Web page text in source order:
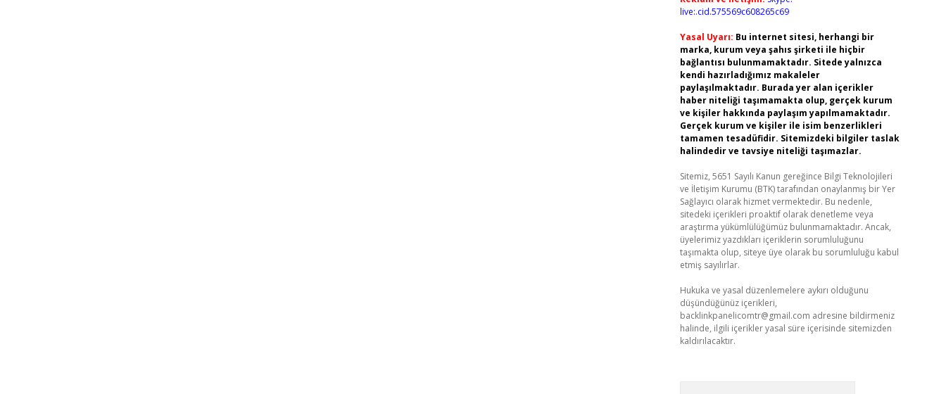
live:.cid.575569c608265c69
Yasal Uyarı: Bu internet sitesi, herhangi bir
marka, kurum veya şahıs şirketi ile hiçbir
bağlantısı bulunmamaktadır. Sitede yalnızca
kendi hazırladığımız makaleler
paylaşılmaktadır. Burada yer alan içerikler
haber niteliği taşımamakta olup, gerçek kurum
ve kişiler hakkında paylaşım yapılmamaktadır.
Gerçek kurum ve kişiler ile isim benzerlikleri
tamamen tesadüfidir. Sitemizdeki bilgiler taslak
halindedir ve tavsiye niteliği taşımazlar.
Sitemiz, 5651 Sayılı Kanun gereğince Bilgi Teknolojileri
ve İletişim Kurumu (BTK) tarafından onaylanmış bir Yer
Sağlayıcı olarak hizmet vermektedir. Bu nedenle,
sitedeki içerikleri proaktif olarak denetleme veya
araştırma yükümlülüğümüz bulunmamaktadır. Ancak,
üyelerimiz yazdıkları içeriklerin sorumluluğunu
taşımakta olup, siteye üye olarak bu sorumluluğu kabul
etmiş sayılırlar.
Hukuka ve yasal düzenlemelere aykırı olduğunu
düşündüğünüz içerikleri,
backlinkpanelicomtr@gmail.com adresine bildirmeniz
halinde, ilgili içerikler yasal süre içerisinde sitemizden
kaldırılacaktır.